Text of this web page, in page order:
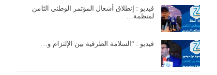
فيديو : إنطلاق أشغال المؤتمر الوطني الثامن
لمنظمة…
فيديو : “السلامة الطرقية بين الإلتزام و…